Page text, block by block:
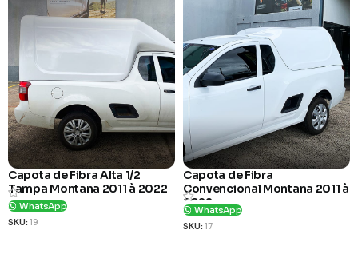
Capota de Fibra Alta 1/2
Tampa Montana 2011 à 2022
WhatsApp
SKU: 19
Capota de Fibra
Convencional Montana 2011 à
2022
WhatsApp
SKU: 17